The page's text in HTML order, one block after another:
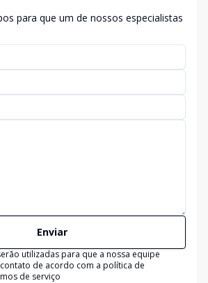
para que um de nossos especialistas
Enviar
utilizadas para que a nossa equipe
de acordo com a política de
de serviço